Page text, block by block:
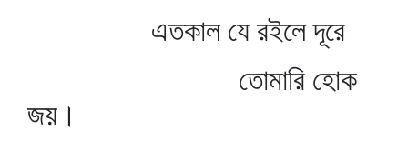
এতকাল যে রইলে দূরে
তোমারি হোক
জয়।